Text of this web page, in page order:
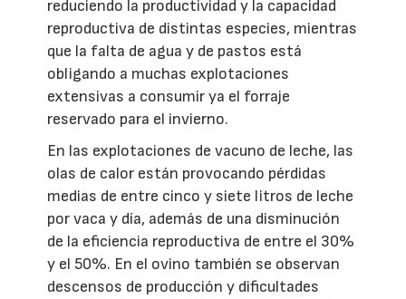
reduciendo la productividad y la capacidad
reproductiva de distintas especies, mientras
que la falta de agua y de pastos está
obligando a muchas explotaciones
extensivas a consumir ya el forraje
reservado para el invierno.
En las explotaciones de vacuno de leche, las
olas de calor están provocando pérdidas
medias de entre cinco y siete litros de leche
por vaca y día, además de una disminución
de la eficiencia reproductiva de entre el 30%
y el 50%. En el ovino también se observan
descensos de producción y dificultades